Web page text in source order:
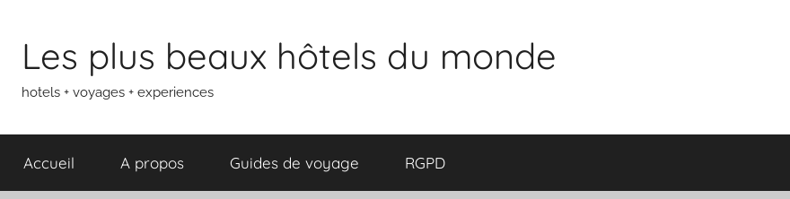
contenu
Les plus beaux hôtels du monde
hotels + voyages + experiences
Accueil A propos Guides de voyage RGPD